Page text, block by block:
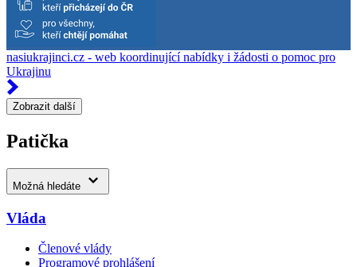
nasiukrajinci.cz - web koordinující nabídky i žádosti o pomoc pro
Ukrajinu
Zobrazit další
Patička
Možná hledáte
Vláda
Členové vlády
Programové prohlášení